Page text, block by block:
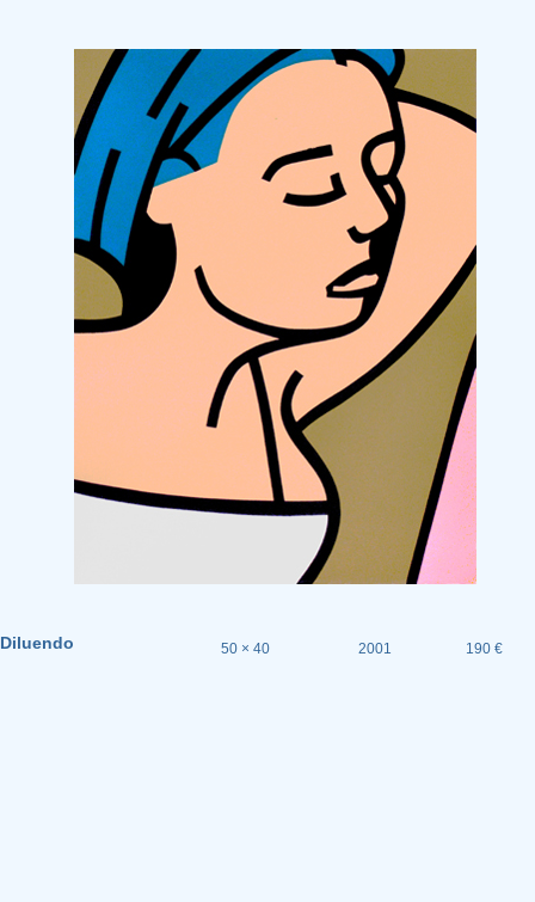
Diluendo 50 × 40 2001 190 €